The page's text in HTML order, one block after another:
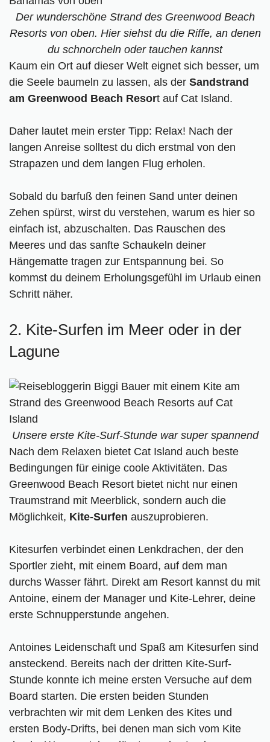
Der wunderschöne Strand des Greenwood Beach
Resorts von oben. Hier siehst du die Riffe, an denen
du schnorcheln oder tauchen kannst
Kaum ein Ort auf dieser Welt eignet sich besser, um
die Seele baumeln zu lassen, als der Sandstrand
am Greenwood Beach Resort auf Cat Island.
Daher lautet mein erster Tipp: Relax! Nach der
langen Anreise solltest du dich erstmal von den
Strapazen und dem langen Flug erholen.
Sobald du barfuß den feinen Sand unter deinen
Zehen spürst, wirst du verstehen, warum es hier so
einfach ist, abzuschalten. Das Rauschen des
Meeres und das sanfte Schaukeln deiner
Hängematte tragen zur Entspannung bei. So
kommst du deinem Erholungsgefühl im Urlaub einen
Schritt näher.
2. Kite-Surfen im Meer oder in der
Lagune
Unsere erste Kite-Surf-Stunde war super spannend
Nach dem Relaxen bietet Cat Island auch beste
Bedingungen für einige coole Aktivitäten. Das
Greenwood Beach Resort bietet nicht nur einen
Traumstrand mit Meerblick, sondern auch die
Möglichkeit, Kite-Surfen auszuprobieren.
Kitesurfen verbindet einen Lenkdrachen, der den
Sportler zieht, mit einem Board, auf dem man
durchs Wasser fährt. Direkt am Resort kannst du mit
Antoine, einem der Manager und Kite-Lehrer, deine
erste Schnupperstunde angehen.
Antoines Leidenschaft und Spaß am Kitesurfen sind
ansteckend. Bereits nach der dritten Kite-Surf-
Stunde konnte ich meine ersten Versuche auf dem
Board starten. Die ersten beiden Stunden
verbrachten wir mit dem Lenken des Kites und
ersten Body-Drifts, bei denen man sich vom Kite